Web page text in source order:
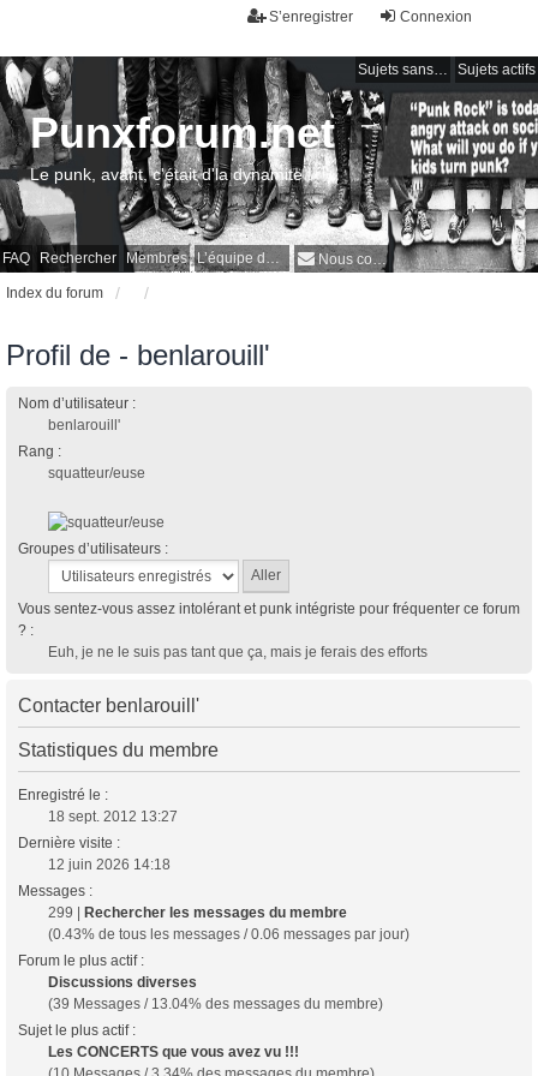
Connexion
S’enregistrer
Sujets sans réponse Sujets actifs
FAQ Rechercher Membres L’équipe du forum Nous contacter
Punxforum.net
Le punk, avant, c'était d'la dynamite !
Index du forum
Profil de - benlarouill'
Nom d’utilisateur :
benlarouill'
Rang :
squatteur/euse
Groupes d’utilisateurs :
Vous sentez-vous assez intolérant et punk intégriste pour fréquenter ce forum
? :
Euh, je ne le suis pas tant que ça, mais je ferais des efforts
Contacter benlarouill'
Statistiques du membre
Enregistré le :
18 sept. 2012 13:27
Dernière visite :
12 juin 2026 14:18
Messages :
299 | Rechercher les messages du membre
(0.43% de tous les messages / 0.06 messages par jour)
Forum le plus actif :
Discussions diverses
(39 Messages / 13.04% des messages du membre)
Sujet le plus actif :
Les CONCERTS que vous avez vu !!!